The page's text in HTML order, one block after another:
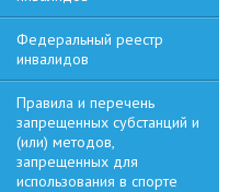
Федеральный реестр
инвалидов
Правила и перечень
запрещенных субстанций и
(или) методов,
запрещенных для
использования в спорте